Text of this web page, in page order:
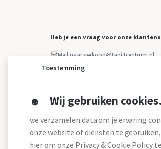
Heb je een vraag voor onze
Mail naar verkoop@tapijtcentrum.nl
Facebook Messenger
Toestemming
Wij gebruiken
we verzamelen data om je ervaring
onze website of diensten te
hier om onze Privacy & Cookie Policy